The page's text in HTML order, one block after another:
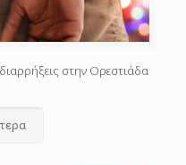
στην Ορεστιάδα